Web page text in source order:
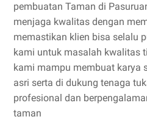
pembuatan Taman di
menjaga kwalitas dengan
memastikan klien bisa selalu
kami untuk masalah kwalitas
kami mampu membuat karya
asri serta di dukung tenaga
profesional dan
taman